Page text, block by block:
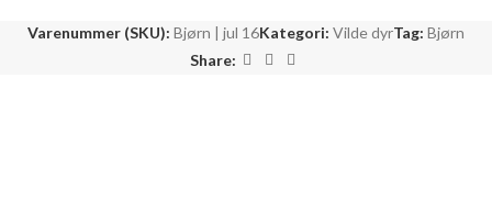
Varenummer (SKU): Bjørn | jul 16Kategori: Vilde dyrTag: Bjørn
Share: